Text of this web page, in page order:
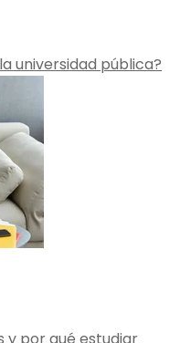
universidad pública?